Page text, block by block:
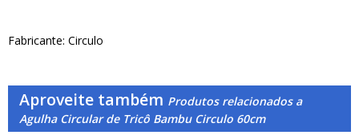
Fabricante: Circulo
Aproveite também Produtos relacionados a
Agulha Circular de Tricô Bambu Circulo 60cm